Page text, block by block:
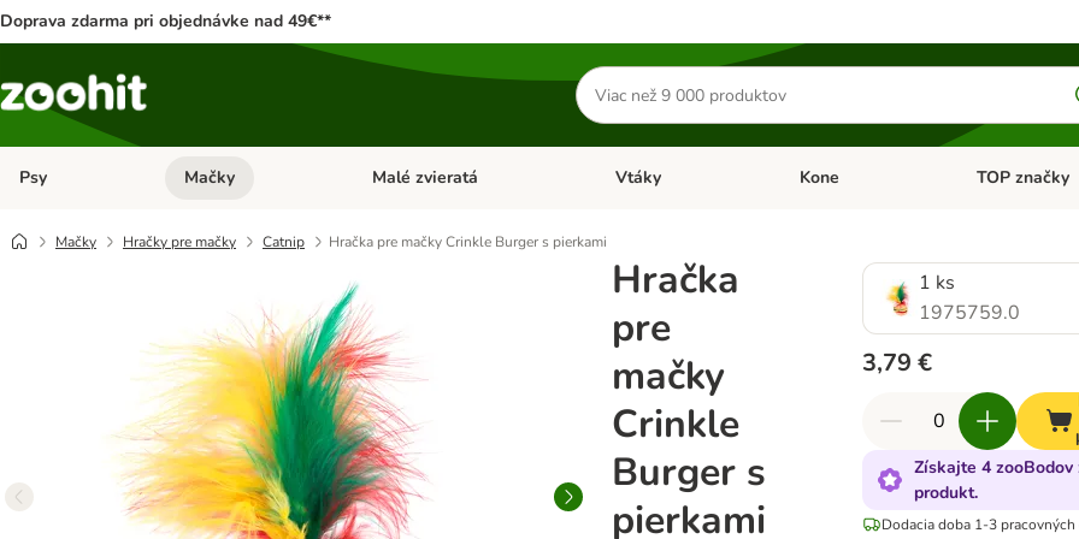
Doprava zdarma pri objednávke nad 49€**
Hľadať
produkty
Psy Otvoriť menu: Psy
Mačky Otvoriť menu: Mačky
Malé zvieratá Otvoriť menu: Malé zvieratá
Vtáky Otvoriť menu: Vtáky
Kone Otvoriť menu:
TOP značky
Mačky Hračky pre mačky Catnip Hračka pre mačky Crinkle Burger s pierkami
Hračka
pre
mačky
Crinkle
Burger s
pierkami
1 ks
1975759.0
3,79 €
Získajte 4 zooBodov
produkt.
Dodacia doba 1-3 pracovných